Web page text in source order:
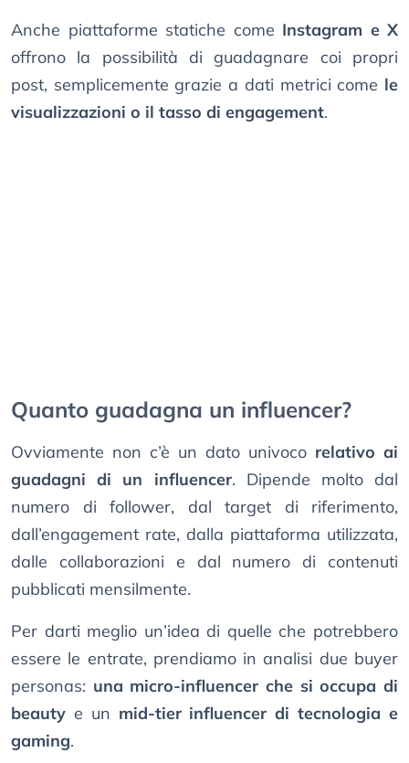
Anche piattaforme statiche come Instagram e X
offrono la possibilità di guadagnare coi propri
post, semplicemente grazie a dati metrici come le
visualizzazioni o il tasso di engagement.
Quanto guadagna un influencer?
Ovviamente non c’è un dato univoco relativo ai
guadagni di un influencer. Dipende molto dal
numero di follower, dal target di riferimento,
dall’engagement rate, dalla piattaforma utilizzata,
dalle collaborazioni e dal numero di contenuti
pubblicati mensilmente.
Per darti meglio un’idea di quelle che potrebbero
essere le entrate, prendiamo in analisi due buyer
personas: una micro-influencer che si occupa di
beauty e un mid-tier influencer di tecnologia e
gaming.